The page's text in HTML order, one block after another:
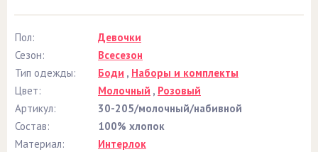
Пол:
Девочки
Сезон:
Всесезон
Тип одежды:
Боди , Наборы и комплекты
Цвет:
Молочный , Розовый
Артикул:
30-205/молочный/набивной
Состав:
100% хлопок
Материал:
Интерлок